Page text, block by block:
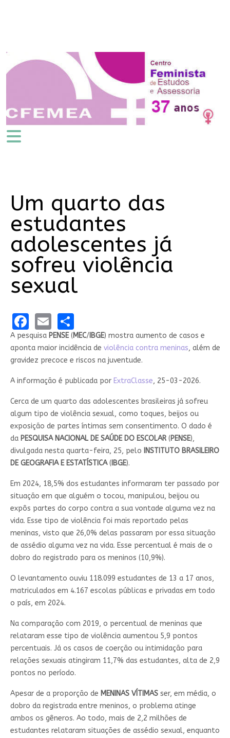
Um quarto das
estudantes
adolescentes já
sofreu violência
sexual
Facebook
EmailShare
A pesquisa PENSE (MEC/IBGE) mostra aumento de casos e
aponta maior incidência de violência contra meninas, além de
gravidez precoce e riscos na juventude.
A informação é publicada por ExtraClasse, 25-03-2026.
Cerca de um quarto das adolescentes brasileiras já sofreu
algum tipo de violência sexual, como toques, beijos ou
exposição de partes íntimas sem consentimento. O dado é
da PESQUISA NACIONAL DE SAÚDE DO ESCOLAR (PENSE),
divulgada nesta quarta-feira, 25, pelo INSTITUTO BRASILEIRO
DE GEOGRAFIA E ESTATÍSTICA ( IBGE).
Em 2024, 18,5% dos estudantes informaram ter passado por
situação em que alguém o tocou, manipulou, beijou ou
expôs partes do corpo contra a sua vontade alguma vez na
vida. Esse tipo de violência foi mais reportado pelas
meninas, visto que 26,0% delas passaram por essa situação
de assédio alguma vez na vida. Esse percentual é mais de o
dobro do registrado para os meninos (10,9%).
O levantamento ouviu 118.099 estudantes de 13 a 17 anos,
matriculados em 4.167 escolas públicas e privadas em todo
o país, em 2024.
Na comparação com 2019, o percentual de meninas que
relataram esse tipo de violência aumentou 5,9 pontos
percentuais. Já os casos de coerção ou intimidação para
relações sexuais atingiram 11,7% das estudantes, alta de 2,9
pontos no período.
Apesar de a proporção de MENINAS VÍTIMAS ser, em média, o
dobro da registrada entre meninos, o problema atinge
ambos os gêneros. Ao todo, mais de 2,2 milhões de
estudantes relataram situações de assédio sexual, enquanto